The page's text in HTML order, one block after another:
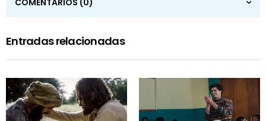
Entradas relacionadas